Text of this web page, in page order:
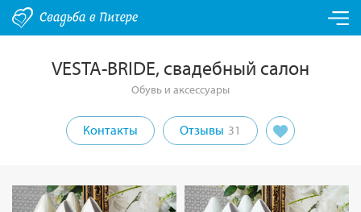
VESTA-BRIDE, свадебный салон
Обувь и аксессуары
Контакты Отзывы 31